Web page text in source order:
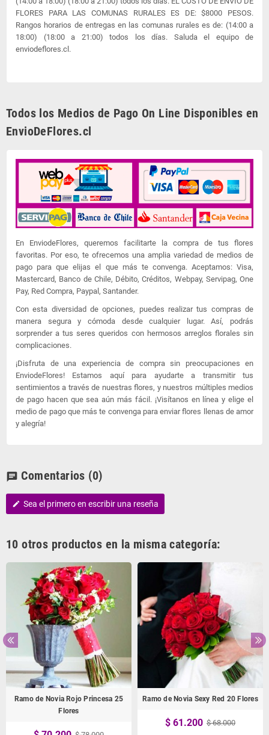
FLORES PARA LAS COMUNAS RURALES ES DE: $8000 PESOS.
Rangos horarios de entregas en las comunas rurales es de: (14:00 a
18:00) (18:00 a 21:00) todos los días. Saluda el equipo de
enviodeflores.cl.
Todos los Medios de Pago On Line Disponibles en
EnvioDeFlores.cl
En EnviodeFlores, queremos facilitarte la compra de tus flores
favoritas. Por eso, te ofrecemos una amplia variedad de medios de
pago para que elijas el que más te convenga. Aceptamos: Visa,
Mastercard, Banco de Chile, Débito, Créditos, Webpay, Servipag, One
Pay, Red Compra, Paypal, Santander.
Con esta diversidad de opciones, puedes realizar tus compras de
manera segura y cómoda desde cualquier lugar. Así, podrás
sorprender a tus seres queridos con hermosos arreglos florales sin
complicaciones.
¡Disfruta de una experiencia de compra sin preocupaciones en
EnviodeFlores! Estamos aquí para ayudarte a transmitir tus
sentimientos a través de nuestras flores, y nuestros múltiples medios
de pago hacen que sea aún más fácil. ¡Visítanos en línea y elige el
medio de pago que más te convenga para enviar flores llenas de amor
y alegría!
chat Comentarios (0)
edit Sea el primero en escribir una reseña
10 otros productos en la misma categoría:
Ramo de Novia Rojo Princesa 25
Flores
Ramo de Novia Sexy Red 20 Flores
$ 61.200 $ 68.000